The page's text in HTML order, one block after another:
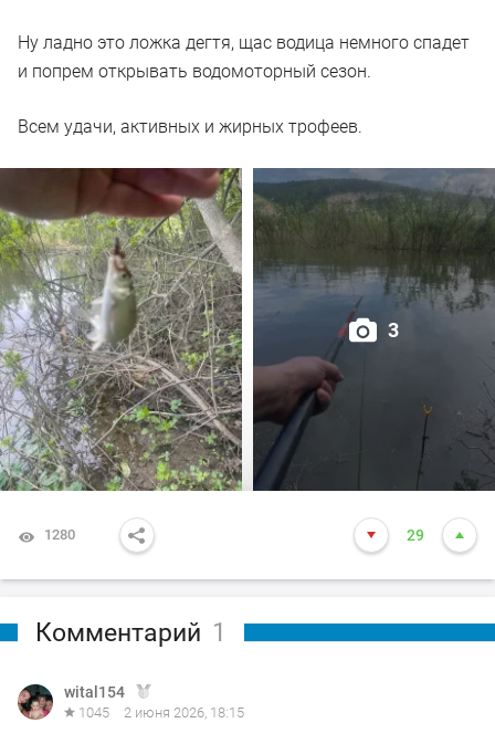
Ну ладно это ложка дегтя, щас водица немного спадет
и попрем открывать водомоторный сезон.
Всем удачи, активных и жирных трофеев.
3
1280 29
Комментарий 1
wital154
1045 2 июня 2026, 18:15